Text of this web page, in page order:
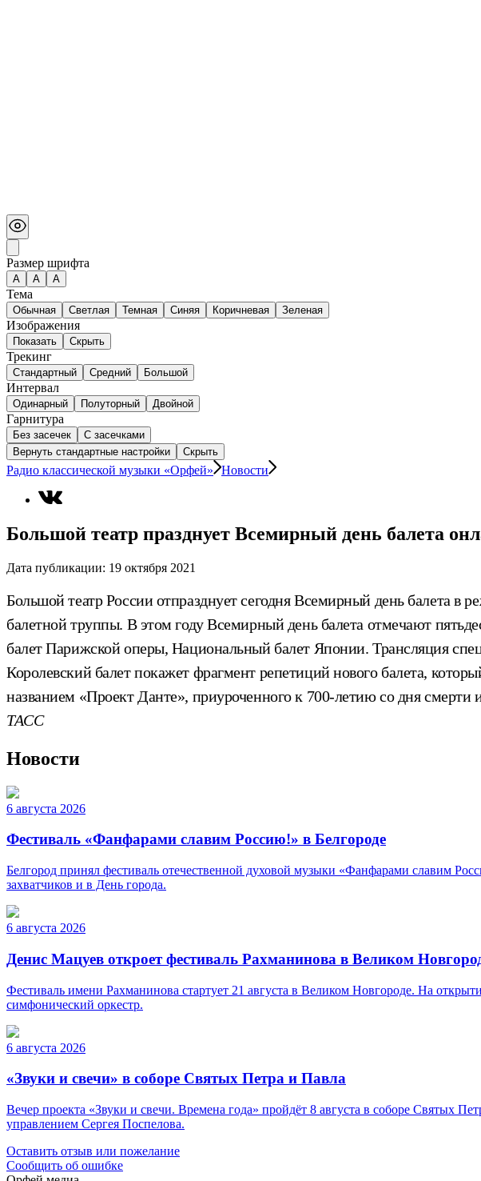
Размер шрифта
А A A
Тема
Обычная Светлая Темная Синяя Коричневая Зеленая
Изображения
Показать Скрыть
Трекинг
Стандартный Средний Большой
Интервал
Одинарный Полуторный Двойной
Гарнитура
Без засечек
С засечками
Вернуть стандартные настройки
Скрыть
Радио классической музыки «Орфей» Новости
Большой театр празднует Всемирный день балета
Дата публикации: 19 октября 2021
Большой театр России отпразднует сегодня Всемирный день балета
балетной труппы. В этом году Всемирный день балета отмечают
балет Парижской оперы, Национальный балет Японии. Трансляция
Королевский балет покажет фрагмент репетиций нового балета,
названием «Проект Данте», приуроченного к 700-летию со дня смерти
ТАСС
Новости
6 августа 2026
Фестиваль «Фанфарами славим Россию!» в Белгороде
Белгород принял фестиваль отечественной духовой музыки «Фанфарами славим
захватчиков и в День города.
6 августа 2026
Денис Мацуев откроет фестиваль Рахманинова в Великом
Фестиваль имени Рахманинова стартует 21 августа в Великом Новгороде. На
симфонический оркестр.
6 августа 2026
«Звуки и свечи» в соборе Святых Петра и Павла
Вечер проекта «Звуки и свечи. Времена года» пройдёт 8 августа в соборе
управлением Сергея Поспелова.
Оставить отзыв или пожелание
Сообщить об ошибке